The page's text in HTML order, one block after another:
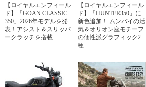
【ロイヤルエンフィール
ド】「GOAN CLASSIC
350」2026年モデルを発
表！アシスト＆スリッパ
ークラッチを搭載
【ロイヤルエンフィール
ド】「HUNTER350」に
新色追加！ ムンバイの活
気＆オリオン座モチーフ
の個性派グラフィック2
種